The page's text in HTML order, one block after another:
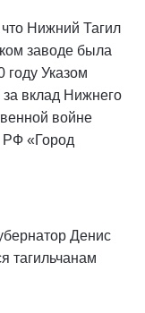
Нижний Тагил
заводе была
году Указом
вклад Нижнего
войне
РФ «Город
Денис
тагильчанам